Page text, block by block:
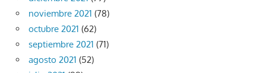
noviembre 2021 (78)
octubre 2021 (62)
septiembre 2021 (71)
agosto 2021 (52)